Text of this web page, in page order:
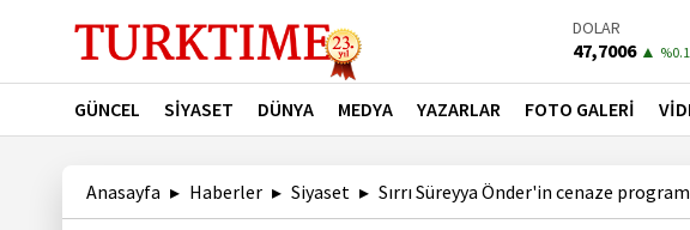
DOLAR
47,7006 ▲
BIST-100
13798,82 ▼ %0
GÜNCEL SİYASET DÜNYA MEDYA YAZARLAR FOTO GALERİ
Anasayfa Haberler Siyaset Sırrı Süreyya Önder'in cenaze